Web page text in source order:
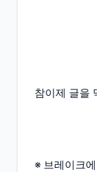
참이제 글을
※ 브레이크